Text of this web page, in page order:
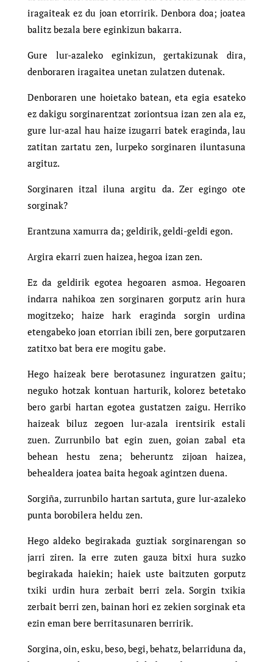
iragaiteak ez du joan etorririk. Denbora doa; joatea
balitz bezala bere eginkizun bakarra.
Gure lur-azaleko eginkizun, gertakizunak dira,
denboraren iragaitea unetan zulatzen dutenak.
Denboraren une hoietako batean, eta egia esateko
ez dakigu sorginarentzat zoriontsua izan zen ala ez,
gure lur-azal hau haize izugarri batek eraginda, lau
zatitan zartatu zen, lurpeko sorginaren iluntasuna
argituz.
Sorginaren itzal iluna argitu da. Zer egingo ote
sorginak?
Erantzuna xamurra da; geldirik, geldi-geldi egon.
Argira ekarri zuen haizea, hegoa izan zen.
Ez da geldirik egotea hegoaren asmoa. Hegoaren
indarra nahikoa zen sorginaren gorputz arin hura
mogitzeko; haize hark eraginda sorgin urdina
etengabeko joan etorrian ibili zen, bere gorputzaren
zatitxo bat bera ere mogitu gabe.
Hego haizeak bere berotasunez inguratzen gaitu;
neguko hotzak kontuan harturik, kolorez betetako
bero garbi hartan egotea gustatzen zaigu. Herriko
haizeak biluz zegoen lur-azala irentsirik estali
zuen. Zurrunbilo bat egin zuen, goian zabal eta
behean hestu zena; beheruntz zijoan haizea,
behealdera joatea baita hegoak agintzen duena.
Sorgiña, zurrunbilo hartan sartuta, gure lur-azaleko
punta borobilera heldu zen.
Hego aldeko begirakada guztiak sorginarengan so
jarri ziren. Ia erre zuten gauza bitxi hura suzko
begirakada haiekin; haiek uste baitzuten gorputz
txiki urdin hura zerbait berri zela. Sorgin txikia
zerbait berri zen, bainan hori ez zekien sorginak eta
ezin eman bere berritasunaren berririk.
Sorgina, oin, esku, beso, begi, behatz, belarriduna da,